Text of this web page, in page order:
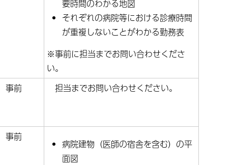
要時間のわかる地図
それぞれの病院等における診療時間
が重複しないことがわかる勤務表
※事前に担当までお問い合わせくださ
い。
事前 担当までお問い合わせください。
事前
病院建物（医師の宿舎を含む）の平
面図